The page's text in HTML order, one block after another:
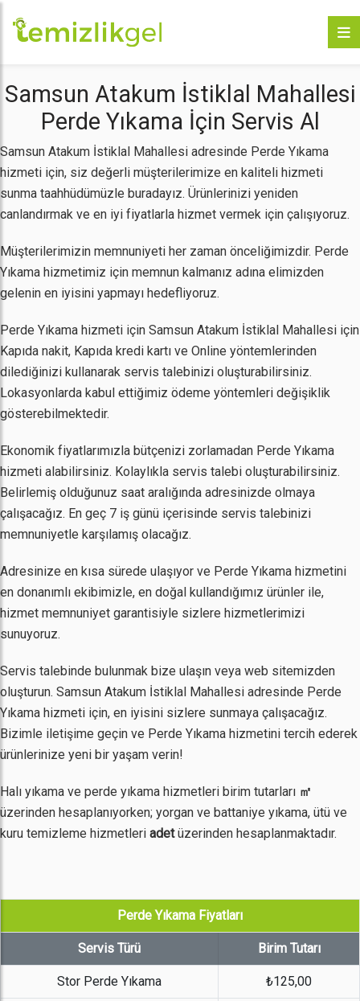
Samsun Atakum İstiklal Mahallesi
Perde Yıkama İçin Servis Al
Samsun Atakum İstiklal Mahallesi adresinde Perde Yıkama
hizmeti için, siz değerli müşterilerimize en kaliteli hizmeti
sunma taahhüdümüzle buradayız. Ürünlerinizi yeniden
canlandırmak ve en iyi fiyatlarla hizmet vermek için çalışıyoruz.
Müşterilerimizin memnuniyeti her zaman önceliğimizdir. Perde
Yıkama hizmetimiz için memnun kalmanız adına elimizden
gelenin en iyisini yapmayı hedefliyoruz.
Perde Yıkama hizmeti için Samsun Atakum İstiklal Mahallesi için
Kapıda nakit, Kapıda kredi kartı ve Online yöntemlerinden
dilediğinizi kullanarak servis talebinizi oluşturabilirsiniz.
Lokasyonlarda kabul ettiğimiz ödeme yöntemleri değişiklik
gösterebilmektedir.
Ekonomik fiyatlarımızla bütçenizi zorlamadan Perde Yıkama
hizmeti alabilirsiniz. Kolaylıkla servis talebi oluşturabilirsiniz.
Belirlemiş olduğunuz saat aralığında adresinizde olmaya
çalışacağız. En geç 7 iş günü içerisinde servis talebinizi
memnuniyetle karşılamış olacağız.
Adresinize en kısa sürede ulaşıyor ve Perde Yıkama hizmetini
en donanımlı ekibimizle, en doğal kullandığımız ürünler ile,
hizmet memnuniyet garantisiyle sizlere hizmetlerimizi
sunuyoruz.
Servis talebinde bulunmak bize ulaşın veya web sitemizden
oluşturun. Samsun Atakum İstiklal Mahallesi adresinde Perde
Yıkama hizmeti için, en iyisini sizlere sunmaya çalışacağız.
Bizimle iletişime geçin ve Perde Yıkama hizmetini tercih ederek
ürünlerinize yeni bir yaşam verin!
Halı yıkama ve perde yıkama hizmetleri birim tutarları ㎡
üzerinden hesaplanıyorken; yorgan ve battaniye yıkama, ütü ve
kuru temizleme hizmetleri adetüzerinden hesaplanmaktadır.
Perde Yıkama Fiyatları
Servis Türü Birim Tutarı
Stor Perde Yıkama ₺125,00